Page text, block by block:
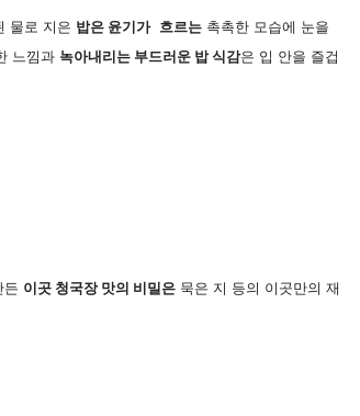
물로 지은 밥은 윤기가 흐르는 촉촉한 모습에 눈을
느낌과 녹아내리는 부드러운 밥 식감은 입 안을 즐겁
든 이곳 청국장 맛의 비밀은 묵은 지 등의 이곳만의 재